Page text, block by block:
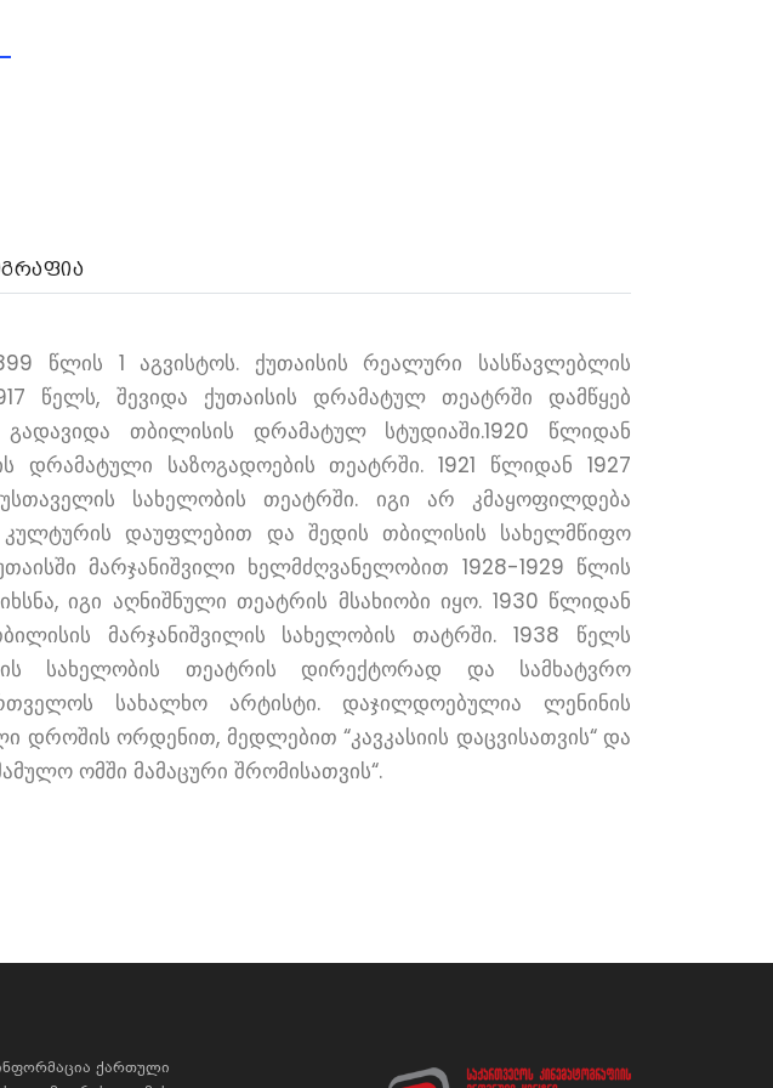
წლის 1 აგვისტოს. ქუთაისის რეალური სასწავლებლის
წელს, შევიდა ქუთაისის დრამატულ თეატრში დამწყებ
თბილისის დრამატულ სტუდიაში.1920 წლიდან
დრამატული საზოგადოების თეატრში. 1921 წლიდან 1927
სახელობის თეატრში. იგი არ კმაყოფილდება
დაუფლებით და შედის თბილისის სახელმწიფო
მარჯანიშვილი ხელმძღვანელობით 1928-1929 წლის
იგი აღნიშნული თეატრის მსახიობი იყო. 1930 წლიდან
მარჯანიშვილის სახელობის თატრში. 1938 წელს
სახელობის თეატრის დირექტორად და სამხატვრო
სახალხო არტისტი. დაჯილდოებულია ლენინის
დროშის ორდენით, მედლებით “კავკასიის დაცვისათვის“ და
ომში მამაცური შრომისათვის“.
ქართული